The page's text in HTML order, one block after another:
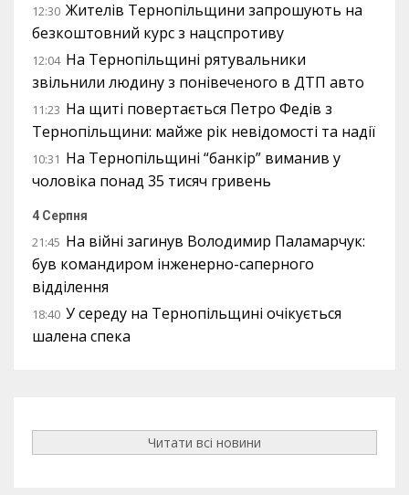
12:30 Жителів Тернопільщини запрошують на
безкоштовний курс з нацспротиву
12:04 На Тернопільщині рятувальники
звільнили людину з понівеченого в ДТП авто
11:23 На щиті повертається Петро Федів з
Тернопільщини: майже рік невідомості та надії
10:31 На Тернопільщині “банкір” виманив у
чоловіка понад 35 тисяч гривень
4 Серпня
21:45 На війні загинув Володимир Паламарчук:
був командиром інженерно-саперного
відділення
18:40 У середу на Тернопільщині очікується
шалена спека
Читати всі новини